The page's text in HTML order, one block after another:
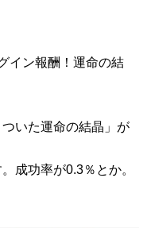
イン報酬！運命の結
いた運命の結晶」が
成功率が0.3％とか。